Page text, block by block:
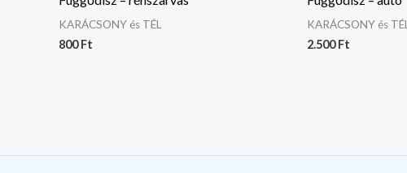
KARÁCSONY és TÉL
800Ft
KARÁCSONY és TÉL
2.500Ft